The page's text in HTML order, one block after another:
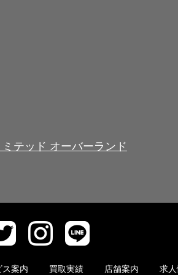
テッド オーバーランド
ス案内 買取実績 店舗案内 求